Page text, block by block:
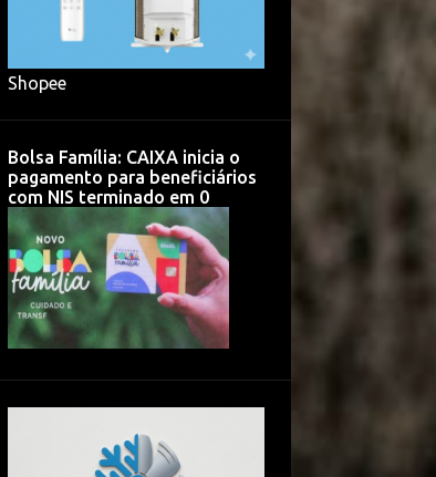
Shopee
Bolsa Família: CAIXA inicia o
pagamento para beneficiários
com NIS terminado em 0